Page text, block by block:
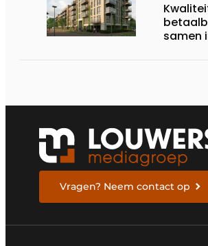
samen
Vragen? Neem contact op